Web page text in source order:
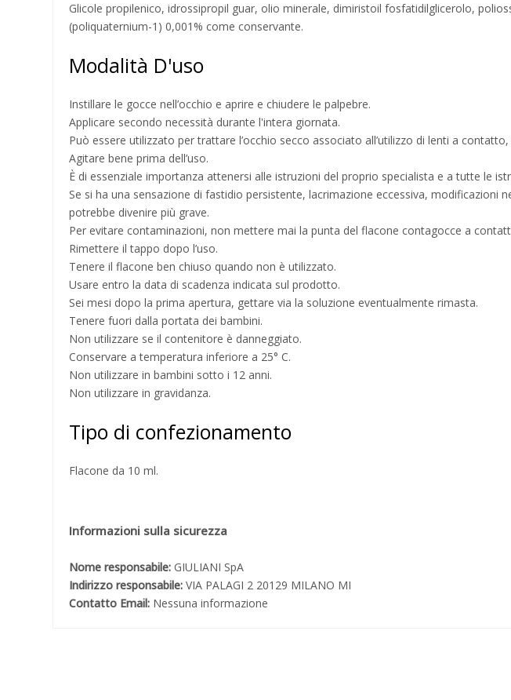
Glicole propilenico, idrossipropil guar, olio minerale, dimiristoil fosfatidilglicerolo,
(poliquaternium-1) 0,001% come conservante.
Modalità D'uso
Instillare le gocce nell’occhio e aprire e chiudere le palpebre.
Applicare secondo necessità durante l'intera giornata.
Può essere utilizzato per trattare l’occhio secco associato all’utilizzo di lenti a
Agitare bene prima dell’uso.
È di essenziale importanza attenersi alle istruzioni del proprio specialista e a tutte le
Se si ha una sensazione di fastidio persistente, lacrimazione eccessiva,
potrebbe divenire più grave.
Per evitare contaminazioni, non mettere mai la punta del flacone contagocce a
Rimettere il tappo dopo l’uso.
Tenere il flacone ben chiuso quando non è utilizzato.
Usare entro la data di scadenza indicata sul prodotto.
Sei mesi dopo la prima apertura, gettare via la soluzione eventualmente rimasta.
Tenere fuori dalla portata dei bambini.
Non utilizzare se il contenitore è danneggiato.
Conservare a temperatura inferiore a 25° C.
Non utilizzare in bambini sotto i 12 anni.
Non utilizzare in gravidanza.
Tipo di confezionamento
Flacone da 10 ml.
Informazioni sulla sicurezza
Nome responsabile: GIULIANI SpA
Indirizzo responsabile: VIA PALAGI 2 20129 MILANO MI
Contatto Email: Nessuna informazione